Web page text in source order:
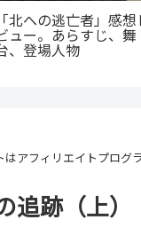
「北への逃亡者」感
ュー。あらすじ、舞
、登場人物
はアフィリエイトプログ
追跡（上